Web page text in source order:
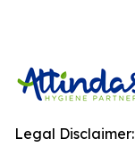
Legal Disclaimer: